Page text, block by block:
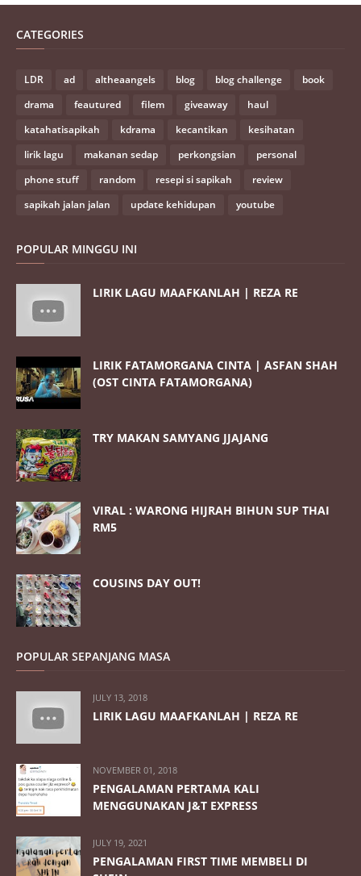
CATEGORIES
LDR ad altheaangels blog blog challenge
book
drama
feautured filem giveaway
haul
katahatisapikah
kdrama kecantikan
kesihatan
lirik lagu
makanan sedap perkongsian
personal
phone stuff
random resepi si sapikah
review
sapikah jalan jalan
update kehidupan youtube
POPULAR MINGGU INI
LIRIK LAGU MAAFKANLAH | REZA RE
LIRIK FATAMORGANA CINTA | ASFAN SHAH
(OST CINTA FATAMORGANA)
TRY MAKAN SAMYANG JJAJANG
VIRAL : WARONG HIJRAH BIHUN SUP THAI
RM5
COUSINS DAY OUT!
POPULAR SEPANJANG MASA
JULY 13, 2018
LIRIK LAGU MAAFKANLAH | REZA RE
NOVEMBER 01, 2018
PENGALAMAN PERTAMA KALI
MENGGUNAKAN J&T EXPRESS
JULY 19, 2021
PENGALAMAN FIRST TIME MEMBELI DI